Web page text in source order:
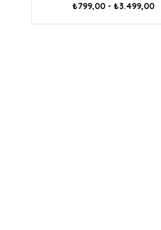
₺799,00 - ₺3.499,00